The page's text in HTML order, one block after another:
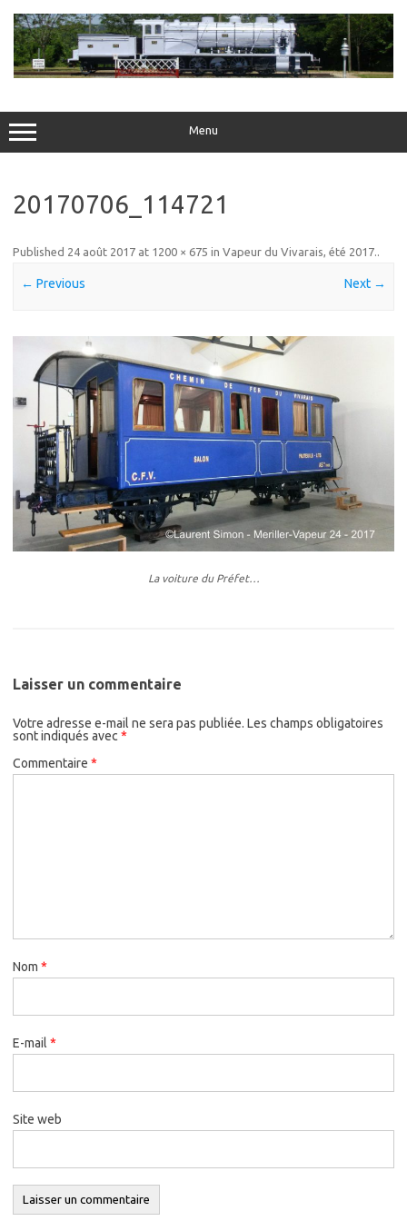
content
Menu
20170706_114721
Published 24 août 2017 at 1200 × 675 in Vapeur du Vivarais, été 2017.
← Previous Next →
La voiture du Préfet…
Laisser un commentaire
Votre adresse e-mail ne sera pas publiée. Les champs obligatoires
sont indiqués avec *
Commentaire *
Nom *
E-mail *
Site web